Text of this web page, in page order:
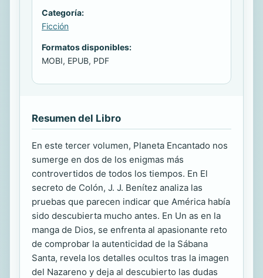
Categoría:
Ficción
Formatos disponibles:
MOBI, EPUB, PDF
Resumen del Libro
En este tercer volumen, Planeta Encantado nos
sumerge en dos de los enigmas más
controvertidos de todos los tiempos. En El
secreto de Colón, J. J. Benítez analiza las
pruebas que parecen indicar que América había
sido descubierta mucho antes. En Un as en la
manga de Dios, se enfrenta al apasionante reto
de comprobar la autenticidad de la Sábana
Santa, revela los detalles ocultos tras la imagen
del Nazareno y deja al descubierto las dudas